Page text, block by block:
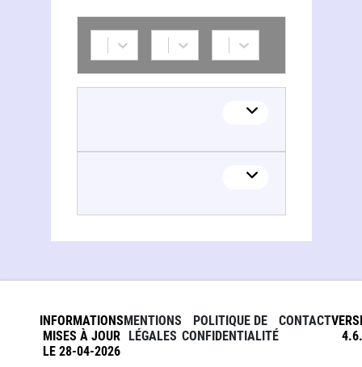
INFORMATIONS
MISES À JOUR
LE 28-04-2026
MENTIONS
LÉGALES
POLITIQUE DE
CONFIDENTIALITÉ
CONTACT